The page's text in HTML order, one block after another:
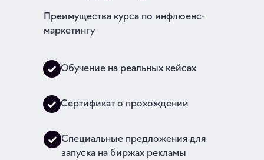
Преимущества курса по инфлюенс-
маркетингу
Обучение на реальных кейсах
Сертификат о прохождении
Специальные предложения для
запуска на биржах рекламы